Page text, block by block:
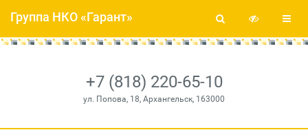
+7 (818) 220-65-10
ул. Попова, 18, Архангельск, 163000
Группа НКО «Гарант»